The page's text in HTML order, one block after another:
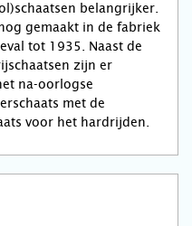
belangrij­ker.
gemaakt in de fabriek
tot 1935. Naast de
zijn er
na-oorlogse
met de
voor het hardrijden.